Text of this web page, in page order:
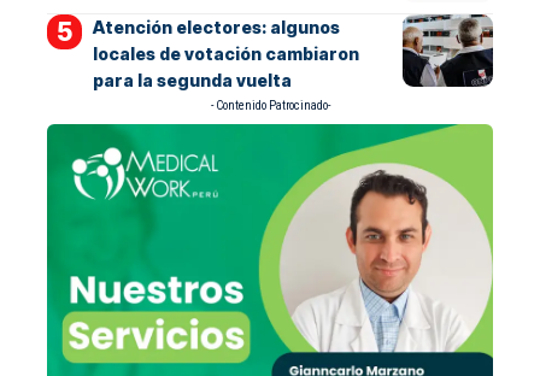
Atención electores: algunos
locales de votación cambiaron
para la segunda vuelta
- Contenido Patrocinado-